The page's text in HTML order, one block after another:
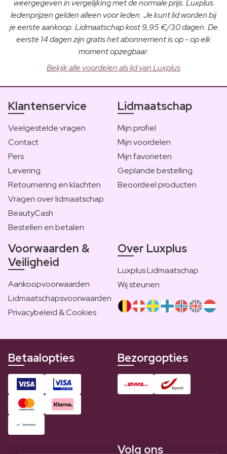
weergegeven in vergelijking met de normale prijs. Luxplus
ledenprijzen gelden alleen voor leden. Je kunt lid worden bij
je eerste aankoop. Lidmaatschap kost 9,95 €/30 dagen. De
eerste 14 dagen zijn gratis het abonnement is op - op elk
moment opzegbaar.
Bekijk alle voordelen als lid van Luxplus
Klantenservice
Veelgestelde vragen
Contact
Pers
Levering
Retournering en klachten
Vragen over lidmaatschap
BeautyCash
Bestellen en betalen
Lidmaatschap
Mijn profiel
Mijn voordelen
Mijn favorieten
Geplande bestelling
Beoordeel producten
Voorwaarden &
Veiligheid
Aankoopvoorwaarden
Lidmaatschapsvoorwaarden
Privacybeleid & Cookies
Over Luxplus
Luxplus Lidmaatschap
Wij steunen
Betaalopties Bezorgopties
Volg ons